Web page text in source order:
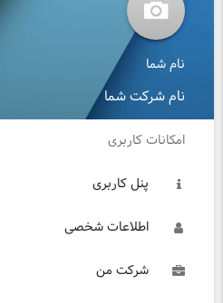
نام شما
نام شرکت شما
امکانات کاربری
پنل کاربری
اطلاعات شخصی
شرکت من